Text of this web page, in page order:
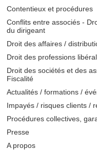
Contentieux et procédures
Conflits entre associés -
du dirigeant
Droit des affaires /
Droit des professions
Droit des sociétés et des
Fiscalité
Actualités / formations /
Impayés / risques clients /
Procédures collectives,
Presse
A propos